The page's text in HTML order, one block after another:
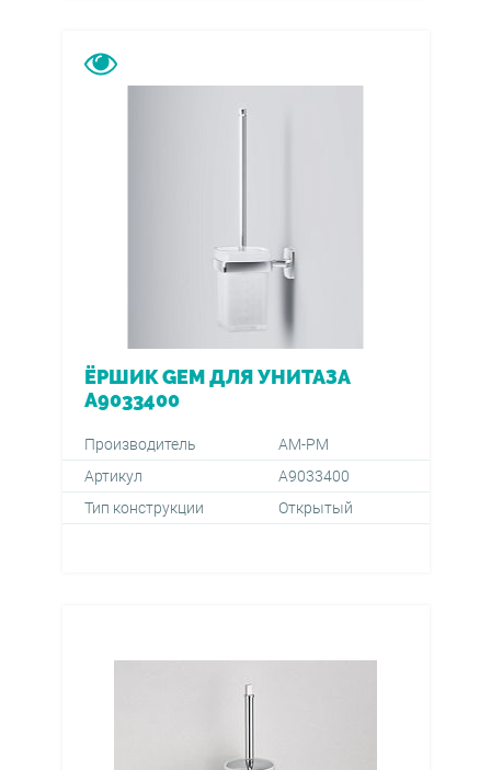
ЁРШИК GEM ДЛЯ УНИТАЗА
A9033400
Производитель
AM-PM
Артикул
A9033400
Тип конструкции
Открытый